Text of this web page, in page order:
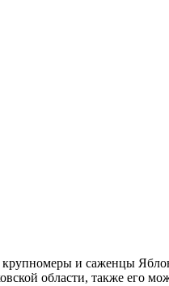
и саженцы
области, также его